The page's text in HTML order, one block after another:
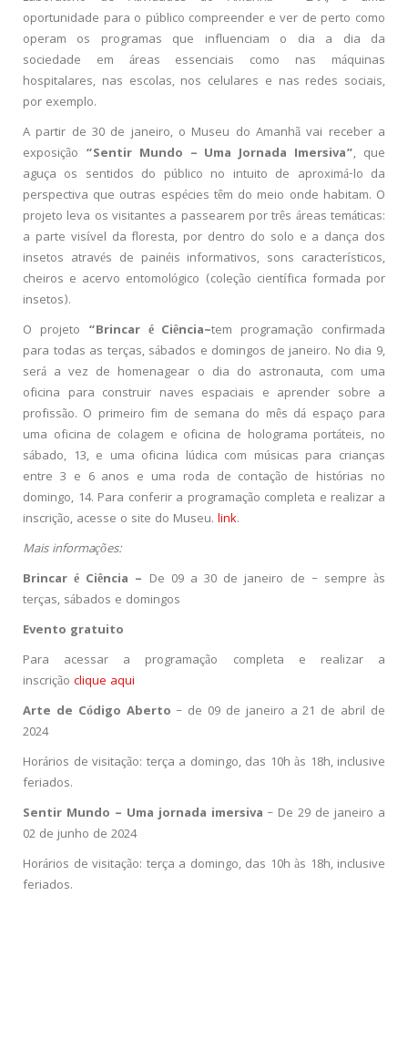
oportunidade para o público compreender e ver de perto como
operam os programas que influenciam o dia a dia da
sociedade em áreas essenciais como nas máquinas
hospitalares, nas escolas, nos celulares e nas redes sociais,
por exemplo.
A partir de 30 de janeiro, o Museu do Amanhã vai receber a
exposição “Sentir Mundo – Uma Jornada Imersiva”, que
aguça os sentidos do público no intuito de aproximá-lo da
perspectiva que outras espécies têm do meio onde habitam. O
projeto leva os visitantes a passearem por três áreas temáticas:
a parte visível da floresta, por dentro do solo e a dança dos
insetos através de painéis informativos, sons característicos,
cheiros e acervo entomológico (coleção científica formada por
insetos).
O projeto “Brincar é Ciência~tem programação confirmada
para todas as terças, sábados e domingos de janeiro. No dia 9,
será a vez de homenagear o dia do astronauta, com uma
oficina para construir naves espaciais e aprender sobre a
profissão. O primeiro fim de semana do mês dá espaço para
uma oficina de colagem e oficina de holograma portáteis, no
sábado, 13, e uma oficina lúdica com músicas para crianças
entre 3 e 6 anos e uma roda de contação de histórias no
domingo, 14. Para conferir a programação completa e realizar a
inscrição, acesse o site do Museu. link.
Mais informações:
Brincar é Ciência – De 09 a 30 de janeiro de – sempre às
terças, sábados e domingos
Evento gratuito
Para acessar a programação completa e realizar a
inscrição clique aqui
Arte de Código Aberto – de 09 de janeiro a 21 de abril de
2024
Horários de visitação: terça a domingo, das 10h às 18h, inclusive
feriados.
Sentir Mundo – Uma jornada imersiva – De 29 de janeiro a
02 de junho de 2024
Horários de visitação: terça a domingo, das 10h às 18h, inclusive
feriados.